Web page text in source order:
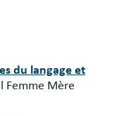
du langage et
Femme Mère